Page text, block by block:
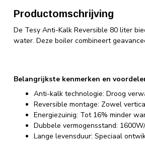
Productomschrijving
De Tesy Anti-Kalk Reversible 80 liter
water. Deze boiler combineert
Belangrijkste kenmerken en
Anti-kalk technologie: Droog
Reversible montage: Zowel
Energiezuinig: Tot 16% minder
Dubbele vermogensstand:
Lange levensduur: Speciaal